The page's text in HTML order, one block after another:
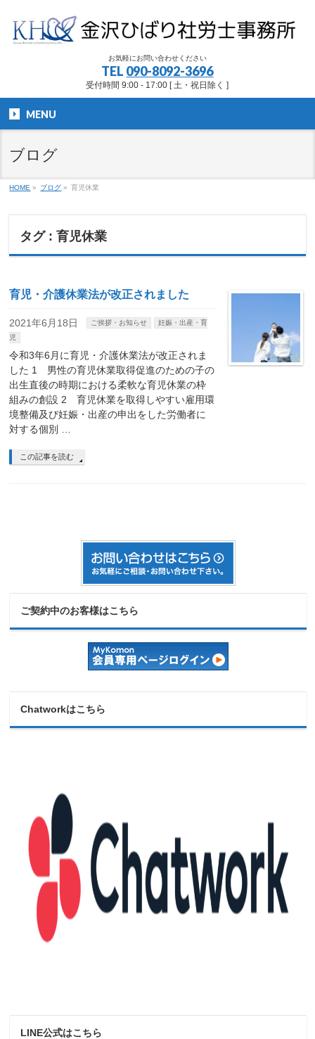
お気軽にお問い合わせください
TEL 090-8092-3696
受付時間 9:00 - 17:00 [ 土・祝日除く ]
MENU
ブログ
HOME » ブログ » 育児休業
タグ : 育児休業
育児・介護休業法が改正されました
2021年6月18日 ご挨拶・お知らせ
妊娠・出産・育
児
令和3年6月に育児・介護休業法が改正されま
した 1 男性の育児休業取得促進のための子の
出生直後の時期における柔軟な育児休業の枠
組みの創設 2 育児休業を取得しやすい雇用環
境整備及び妊娠・出産の申出をした労働者に
対する個別 …
この記事を読む
ご契約中のお客様はこちら
Chatworkはこちら
LINE公式はこちら